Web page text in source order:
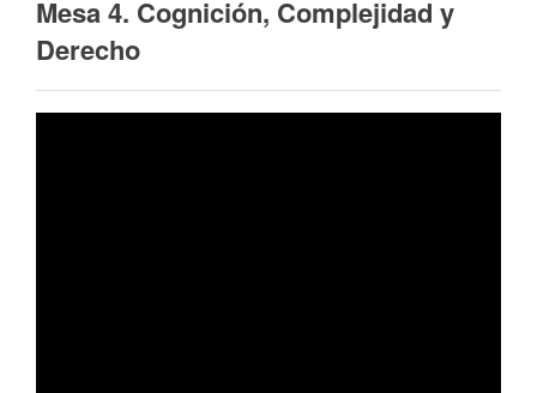
Mesa 4. Cognición, Complejidad y
Derecho